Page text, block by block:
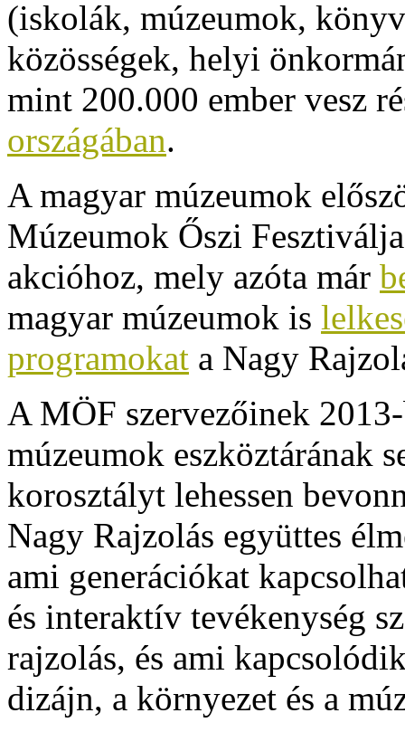
(iskolák, múzeumok,
közösségek, helyi
mint 200.000 ember vesz
országában.
A magyar múzeumok
Múzeumok Őszi
akcióhoz, mely azóta már
magyar múzeumok is
programokat a Nagy
A MÖF szervezőinek
múzeumok eszköztárának
korosztályt lehessen
Nagy Rajzolás együttes
ami generációkat
és interaktív tevékenység
rajzolás, és ami
dizájn, a környezet és a